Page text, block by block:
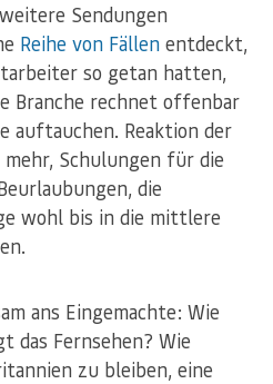
Sendungen
Reihe von Fällen entdeckt,
so getan hatten,
Branche rechnet offenbar
auftauchen. Reaktion der
mehr, Schulungen für die
die
wohl bis in die mittlere
ans Eingemachte: Wie
das Fernsehen? Wie
zu bleiben, eine